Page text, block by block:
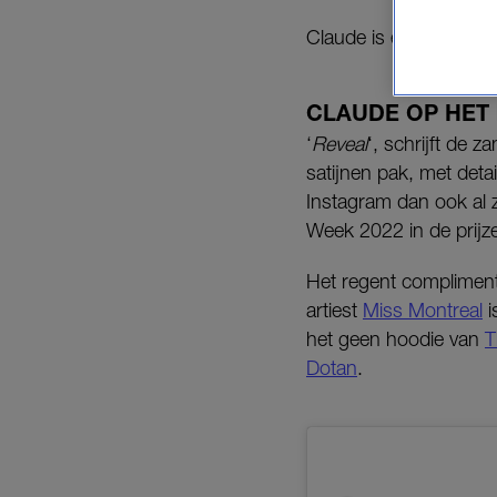
Claude is er klaar
CLAUDE OP HET
‘Reveal‘, schrijft de
satijnen pak, met
Instagram dan ook al
Week 2022 in de
Het regent
artiest Miss Montreal
het geen hoodie van
Dotan.